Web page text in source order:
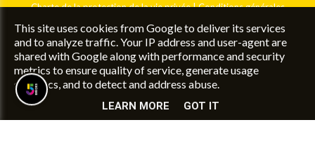
Charte de la protection de la vie privée|Conditions générales
d'utilisation du site
Configuration des cookies
UP-TO-DATE
WebDesign
This site uses cookies from Google to deliver its services
and to analyze traffic. Your IP address and user-agent are
shared with Google along with performance and security
metrics to ensure quality of service, generate usage
statistics, and to detect and address abuse.
LEARN MORE GOT IT